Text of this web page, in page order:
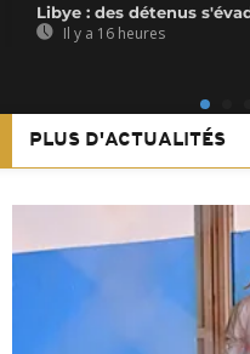
Libye : des détenus
Il y a 16 heures
PLUS D'ACTUALITÉS